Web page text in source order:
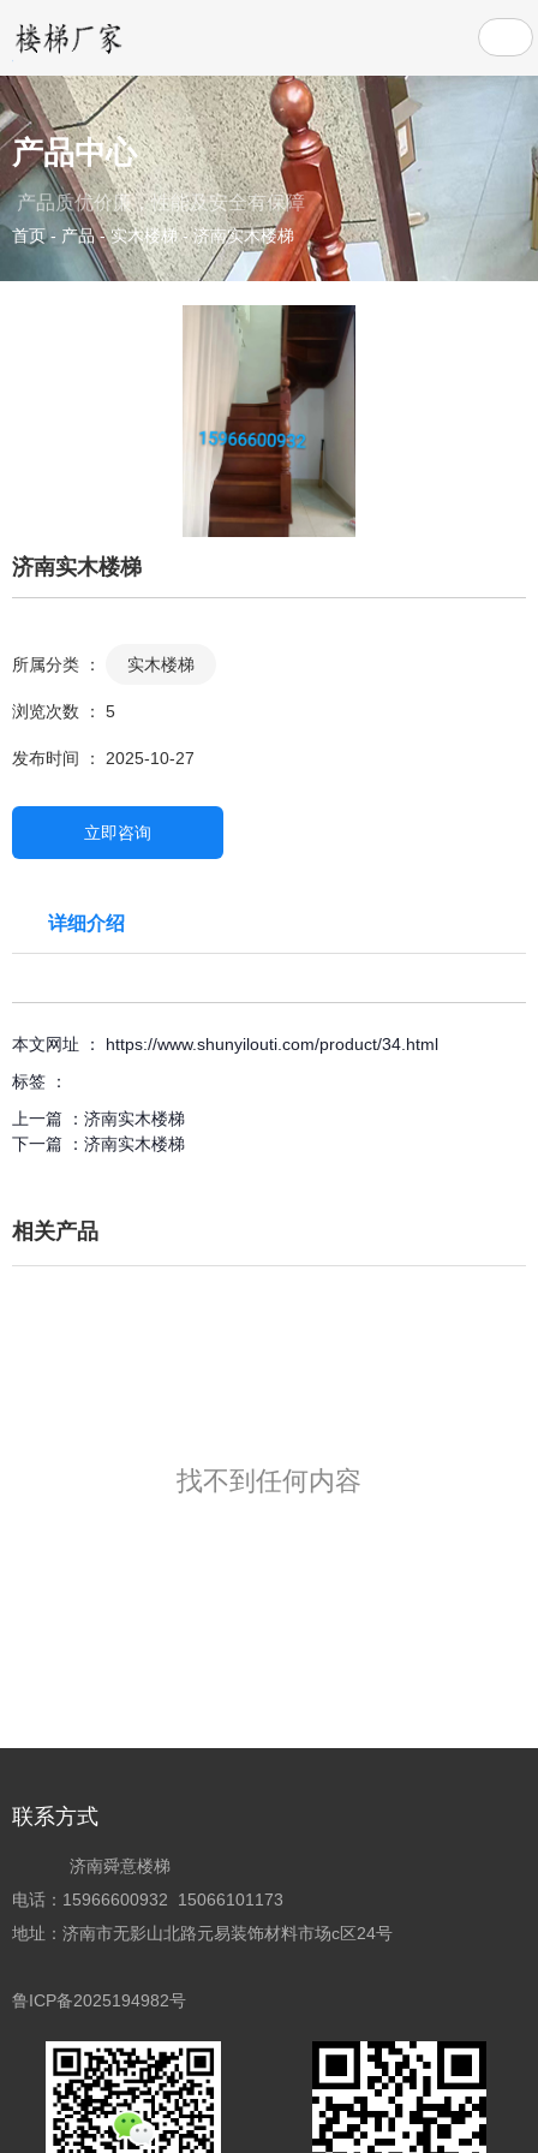
产品中心
产品质优价廉，性能及安全有保障
首页- 产品 -实木楼梯 -济南实木楼梯
济南实木楼梯
所属分类 ： 实木楼梯
浏览次数 ： 5
发布时间 ： 2025-10-27
立即咨询
详细介绍
本文网址 ： https://www.shunyilouti.com/product/34.html
标签 ：
上一篇 ： 济南实木楼梯
下一篇 ： 济南实木楼梯
相关产品
找不到任何内容
联系方式
济南舜意楼梯
电话：15966600932 15066101173
地址：济南市无影山北路元易装饰材料市场c区24号
鲁ICP备2025194982号